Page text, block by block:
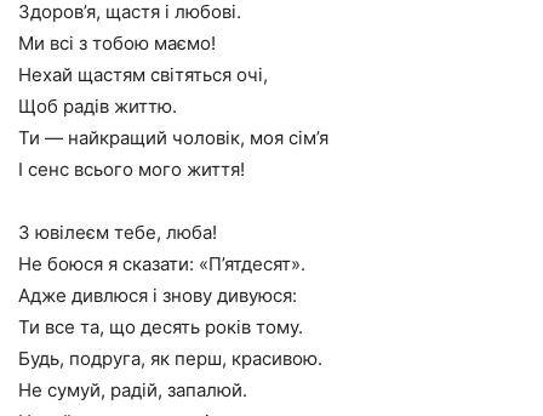
Здоров’я, щастя і любові.
Ми всі з тобою маємо!
Нехай щастям світяться очі,
Щоб радів життю.
Ти — найкращий чоловік, моя сім’я
І сенс всього мого життя!
З ювілеєм тебе, люба!
Не боюся я сказати: «П’ятдесят».
Адже дивлюся і знову дивуюся:
Ти все та, що десять років тому.
Будь, подруга, як перш, красивою.
Не сумуй, радій, запалюй.